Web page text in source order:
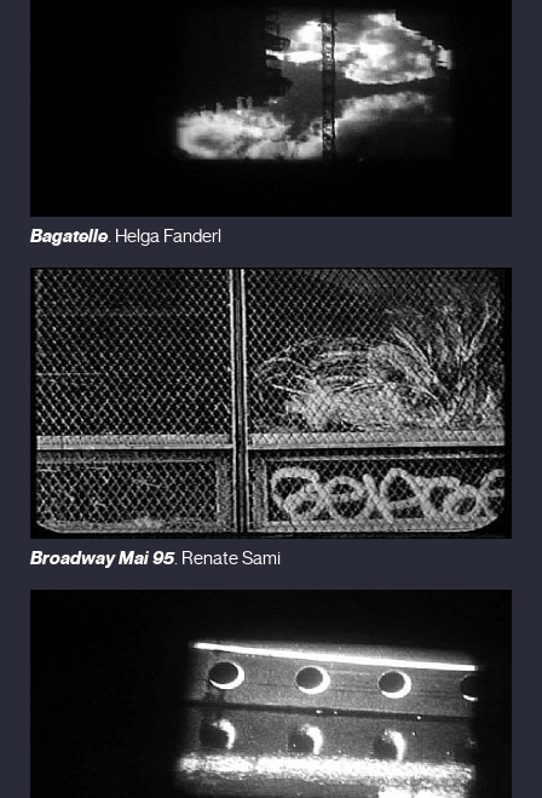
Bagatelle. Helga Fanderl
Broadway Mai 95. Renate Sami